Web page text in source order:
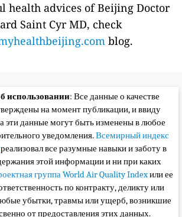
health advices of Beijing Doctor
Saint Cyr MD, check
blog.
использовании: Все данные о качестве
на момент публикации, и ввиду
эти данные могут быть изменены в любое
уведомления.Всемирный индекс
реализовал все разумные навыки и заботу в
этой информации и ни при каких
группа World Air Quality Indexили ее
по контракту, деликту или
убытки, травмы или ущерб, возникшие
от предоставления этих данных.